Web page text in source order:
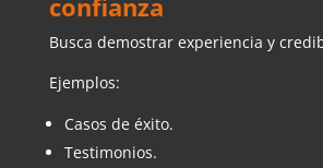
Busca demostrar experiencia y
Ejemplos:
Casos de éxito.
Testimonios.